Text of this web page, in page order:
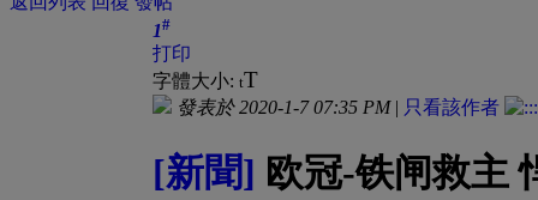
1#
打印
字體大小: tT
發表於 2020-1-7 07:35 PM| 只看該作者
[新聞] 欧冠-铁闸救主